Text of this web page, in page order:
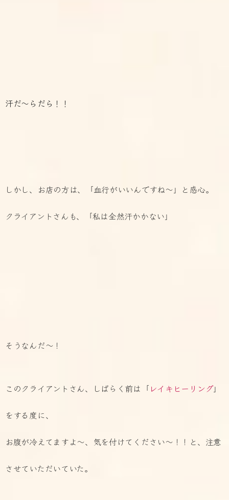
汗だ～らだら！！
しかし、お店の方は、「血行がいいんですね～」と感心。
クライアントさんも、「私は全然汗かかない」
そうなんだ～！
このクライアントさん、しばらく前は「 レイキヒーリング」
をする度に、
お腹が冷えてますよ～、気を付けてください～！！と、注意
させていただいていた。